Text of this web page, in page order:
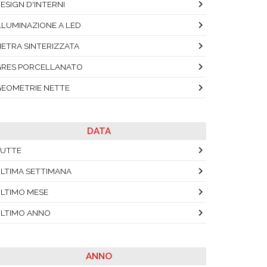
D'INTERNI
A LED
SINTERIZZATA
PORCELLANATO
NETTE
DATA
SETTIMANA
MESE
ANNO
ANNO